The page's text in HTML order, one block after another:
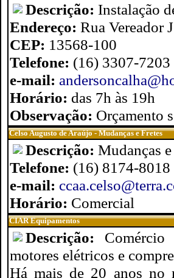
Descrição: Instalação
Endereço: Rua Vereador
CEP: 13568-100
Telefone: (16) 3307-
e-mail:
Horário: das 7h às 19h
Observação: Orçamento
Celso Augusto de Araújo - Mudanças e Fretes
Descrição: Mudanças
Telefone: (16) 8174-8018
e-mail:
Horário: Comercial
CIAR Equipamentos
Descrição:
motores elétricos e
Há mais de 20 anos no